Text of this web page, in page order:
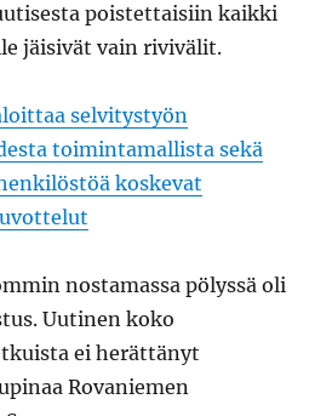
poistettaisiin kaikki
jäisivät vain rivivälit.
selvitystyön
toimintamallista sekä
koskevat
nostamassa pölyssä oli
Uutinen koko
ei herättänyt
Rovaniemen